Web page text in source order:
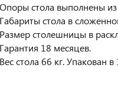
Опоры стола выполнены из
Габариты стола в
Размер столешницы в
Гарантия 18 месяцев.
Вес стола 66 кг. Упакован в